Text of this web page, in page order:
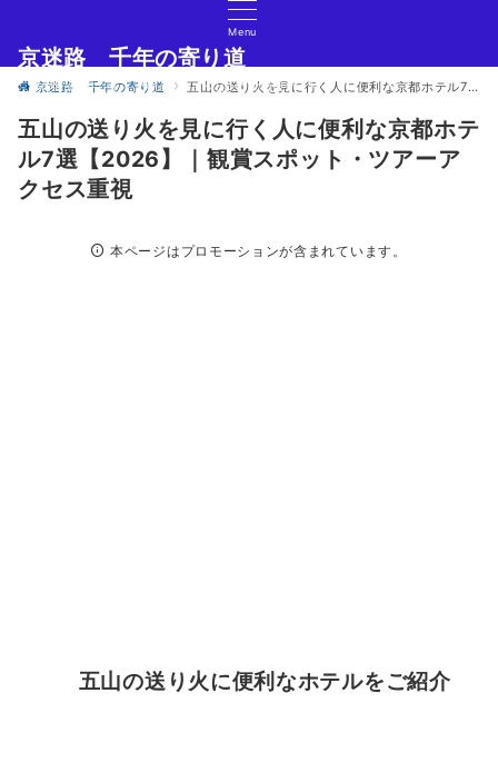
Menu
京迷路 千年の寄り道
京都の観光イベント・グルメ・ショッピングの情報サイト
京迷路 千年の寄り道 五山の送り火を見に行く人に便利な京都ホテル7選【2026】｜観賞スポット・ツアーアクセス重視
五山の送り火を見に行く人に便利な京都ホテ
ル7選【2026】｜観賞スポット・ツアーア
クセス重視
本ページはプロモーションが含まれています。
五山の送り火に便利なホテルをご紹介